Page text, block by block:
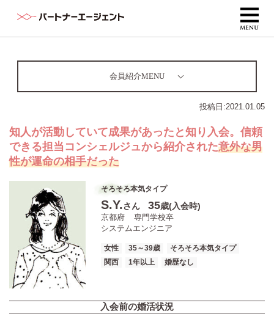
会員紹介MENU
投稿日:2021.01.05
知人が活動していて成果があったと知り入会。信頼
できる担当コンシェルジュから紹介された意外な男
性が運命の相手だった
そろそろ本気タイプ
S.Y.さん 35歳(入会時)
京都府
専門学校卒
システムエンジニア
女性 35～39歳
そろそろ本気タイプ
関西
1年以上 婚歴なし
入会前の婚活状況